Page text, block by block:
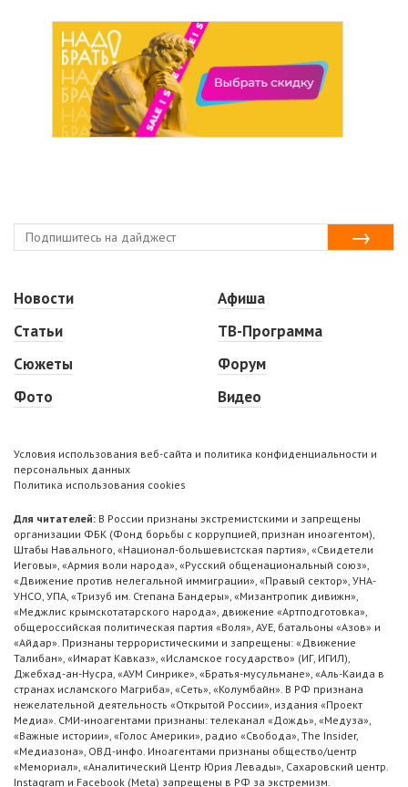
Новости
Статьи
Сюжеты
Фото
Афиша
ТВ-Программа
Форум
Видео
Условия использования веб-сайта и политика конфиденциальности и
персональных данных
Политика использования cookies
Для читателей: В России признаны экстремистскими и запрещены
организации ФБК (Фонд борьбы с коррупцией, признан иноагентом),
Штабы Навального, «Национал-большевистская партия», «Свидетели
Иеговы», «Армия воли народа», «Русский общенациональный союз»,
«Движение против нелегальной иммиграции», «Правый сектор», УНА-
УНСО, УПА, «Тризуб им. Степана Бандеры», «Мизантропик дивижн»,
«Меджлис крымскотатарского народа», движение «Артподготовка»,
общероссийская политическая партия «Воля», АУЕ, батальоны «Азов» и
«Айдар». Признаны террористическими и запрещены: «Движение
Талибан», «Имарат Кавказ», «Исламское государство» (ИГ, ИГИЛ),
Джебхад-ан-Нусра, «АУМ Синрике», «Братья-мусульмане», «Аль-Каида в
странах исламского Магриба», «Сеть», «Колумбайн». В РФ признана
нежелательной деятельность «Открытой России», издания «Проект
Медиа». СМИ-иноагентами признаны: телеканал «Дождь», «Медуза»,
«Важные истории», «Голос Америки», радио «Свобода», The Insider,
«Медиазона», ОВД-инфо. Иноагентами признаны общество/центр
«Мемориал», «Аналитический Центр Юрия Левады», Сахаровский центр.
Instagram и Facebook (Metа) запрещены в РФ за экстремизм.